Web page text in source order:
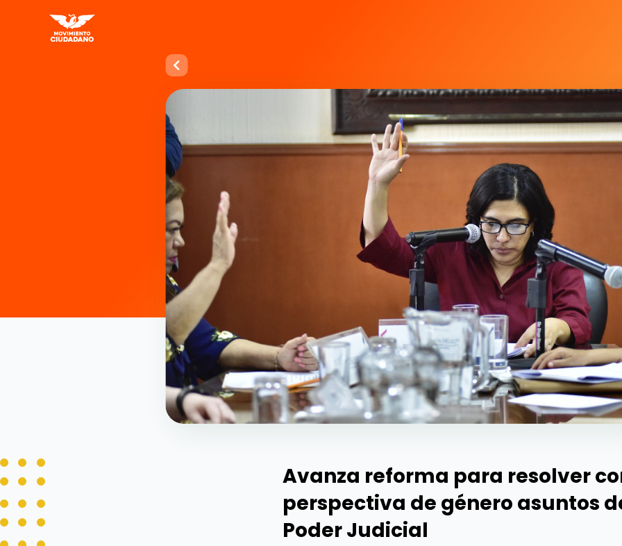
Avanza reforma para resolver
perspectiva de género asuntos
Poder Judicial